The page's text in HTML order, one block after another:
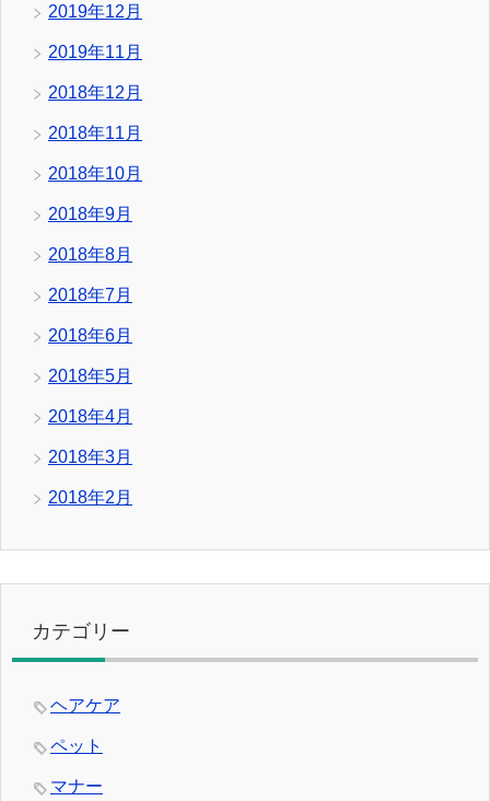
2019年12月
2019年11月
2018年12月
2018年11月
2018年10月
2018年9月
2018年8月
2018年7月
2018年6月
2018年5月
2018年4月
2018年3月
2018年2月
カテゴリー
ヘアケア
ペット
マナー